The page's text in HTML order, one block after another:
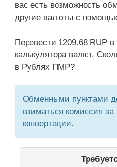
вас есть возможность
другие валюты с
Перевести 1209.68 RUP
калькулятора валют.
в Рублях ПМР?
Обменными пунктами
взиматься комиссия
конвертации.